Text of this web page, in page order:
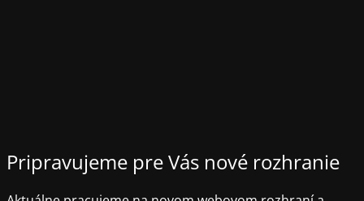
Pripravujeme pre Vás nové rozhranie